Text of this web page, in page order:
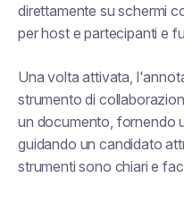
direttamente su schermi
per host e partecipanti e
Una volta attivata,
strumento di
un documento, fornendo
guidando un candidato
strumenti sono chiari e